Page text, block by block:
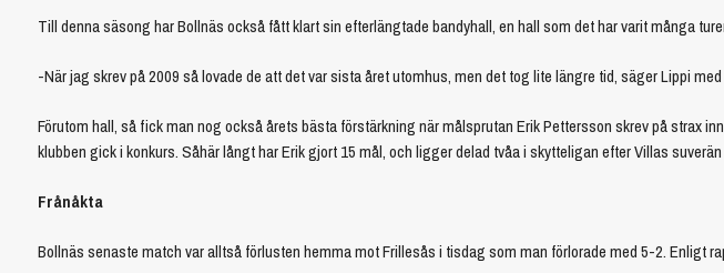
Till denna säsong har Bollnäs också fått klart sin efterlängtade bandyhall, en hall som det har varit många
-När jag skrev på 2009 så lovade de att det var sista året utomhus, men det tog lite längre tid, säger Lippi
Förutom hall, så fick man nog också årets bästa förstärkning när målsprutan Erik Pettersson skrev på strax
klubben gick i konkurs. Såhär långt har Erik gjort 15 mål, och ligger delad tvåa i skytteligan efter Villas
Frånåkta
Bollnäs senaste match var alltså förlusten hemma mot Frillesås i tisdag som man förlorade med 5-2. Enligt